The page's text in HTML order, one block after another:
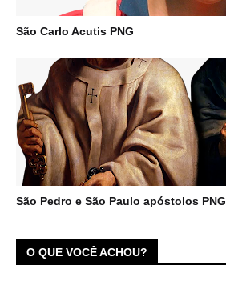
São Carlo Acutis PNG
São Pedro e São Paulo apóstolos PNG
O QUE VOCÊ ACHOU?